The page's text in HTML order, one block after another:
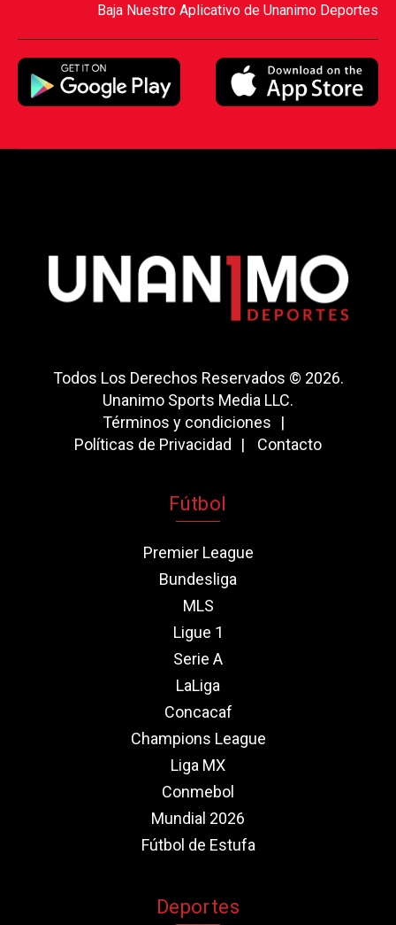
Baja Nuestro Aplicativo de Unanimo Deportes
Todos Los Derechos Reservados © 2026.
Unanimo Sports Media LLC.
Términos y condiciones
Políticas de Privacidad
Contacto
Fútbol
Premier League
Bundesliga
MLS
Ligue 1
Serie A
LaLiga
Concacaf
Champions League
Liga MX
Conmebol
Mundial 2026
Fútbol de Estufa
Deportes